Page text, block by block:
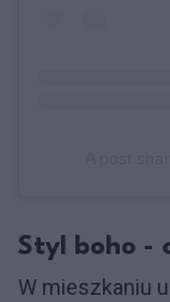
Styl boho -
W mieszkaniu